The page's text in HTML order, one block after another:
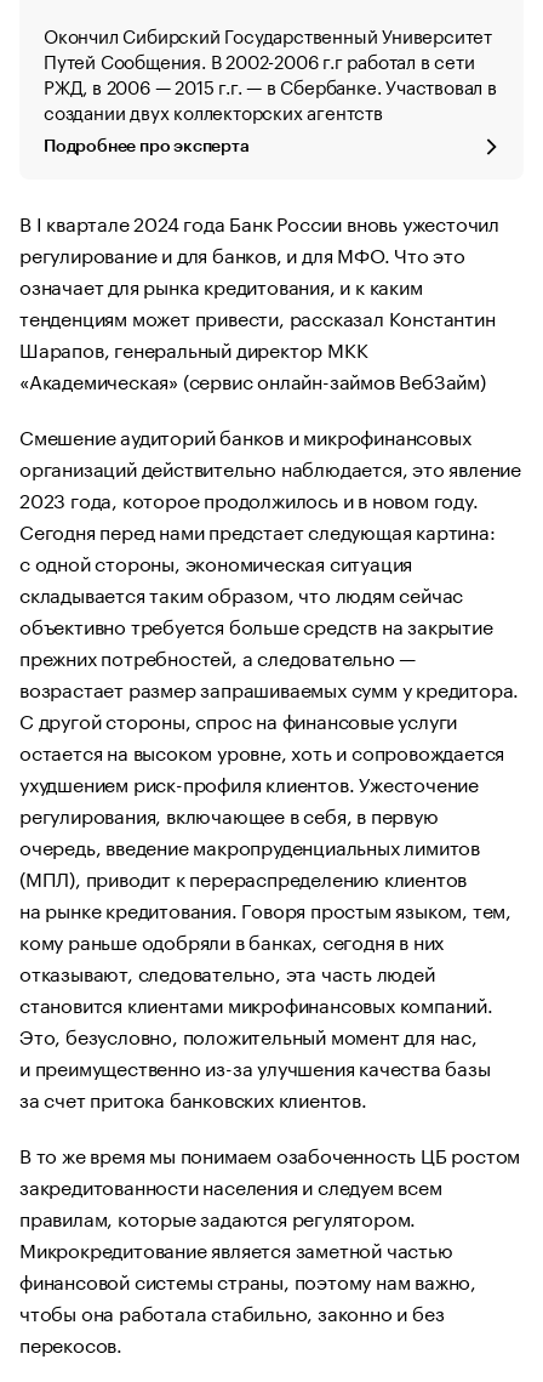
Окончил Сибирский Государственный Университет
Путей Сообщения. В 2002-2006 г.г работал в сети
РЖД, в 2006 — 2015 г.г. — в Сбербанке. Участвовал в
создании двух коллекторских агентств
Подробнее про эксперта
В I квартале 2024 года Банк России вновь ужесточил
регулирование и для банков, и для МФО. Что это
означает для рынка кредитования, и к каким
тенденциям может привести, рассказал Константин
Шарапов, генеральный директор МКК
«Академическая» (сервис онлайн-займов ВебЗайм)
Смешение аудиторий банков и микрофинансовых
организаций действительно наблюдается, это явление
2023 года, которое продолжилось и в новом году.
Сегодня перед нами предстает следующая картина:
с одной стороны, экономическая ситуация
складывается таким образом, что людям сейчас
объективно требуется больше средств на закрытие
прежних потребностей, а следовательно —
возрастает размер запрашиваемых сумм у кредитора.
С другой стороны, спрос на финансовые услуги
остается на высоком уровне, хоть и сопровождается
ухудшением риск-профиля клиентов. Ужесточение
регулирования, включающее в себя, в первую
очередь, введение макропруденциальных лимитов
(МПЛ), приводит к перераспределению клиентов
на рынке кредитования. Говоря простым языком, тем,
кому раньше одобряли в банках, сегодня в них
отказывают, следовательно, эта часть людей
становится клиентами микрофинансовых компаний.
Это, безусловно, положительный момент для нас,
и преимущественно из-за улучшения качества базы
за счет притока банковских клиентов.
В то же время мы понимаем озабоченность ЦБ ростом
закредитованности населения и следуем всем
правилам, которые задаются регулятором.
Микрокредитование является заметной частью
финансовой системы страны, поэтому нам важно,
чтобы она работала стабильно, законно и без
перекосов.